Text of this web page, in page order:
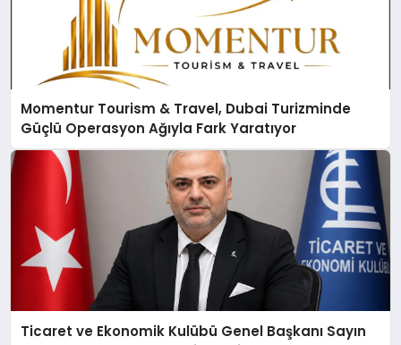
Momentur Tourism & Travel, Dubai Turizminde
Güçlü Operasyon Ağıyla Fark Yaratıyor
Ticaret ve Ekonomik Kulübü Genel Başkanı Sayın